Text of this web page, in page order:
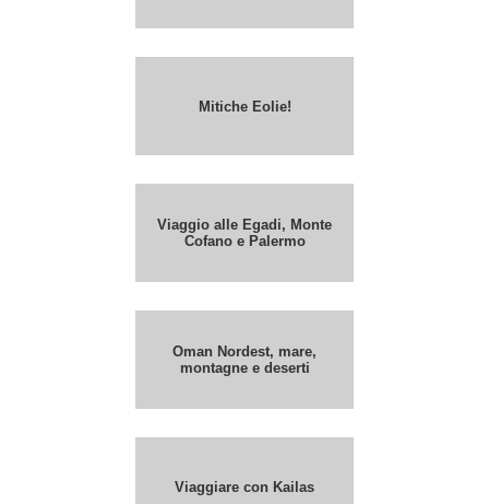
Mitiche Eolie!
Viaggio alle Egadi, Monte
Cofano e Palermo
Oman Nordest, mare,
montagne e deserti
Viaggiare con Kailas